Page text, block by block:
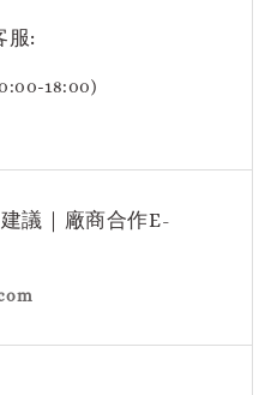
服:
18:00)
議｜廠商合作E-